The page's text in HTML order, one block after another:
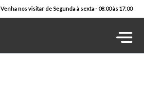
Venha nos visitar de Segunda à sexta - 08:00 às 17:00